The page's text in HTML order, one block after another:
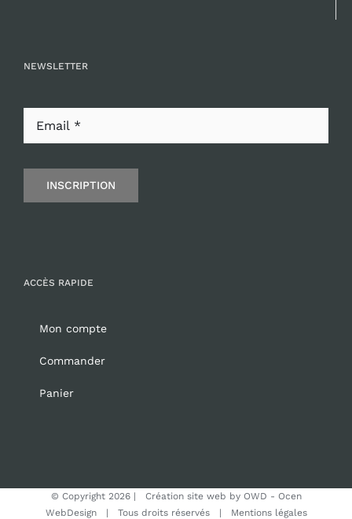
NEWSLETTER
INSCRIPTION
ACCÈS RAPIDE
Mon compte
Commander
Panier
© Copyright 2026 | Création site web by OWD - Ocen
WebDesign| Tous droits réservés | Mentions légales